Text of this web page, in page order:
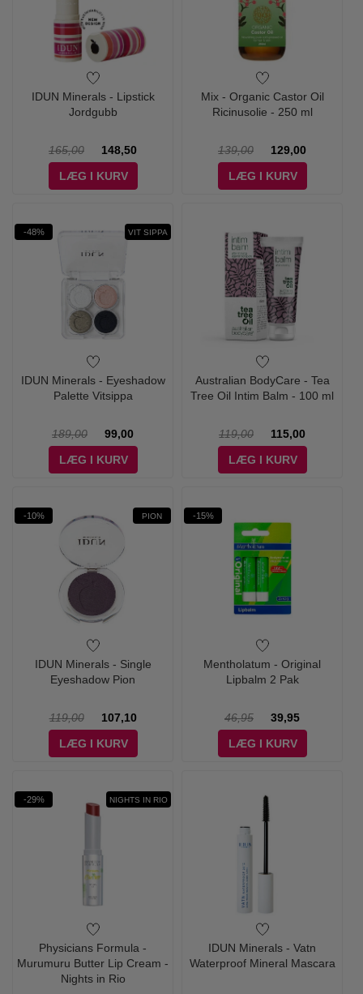
IDUN Minerals - Lipstick
Jordgubb
165,00
148,50
LÆG I KURV
Mix - Organic Castor Oil
Ricinusolie - 250 ml
139,00
129,00
LÆG I KURV
-48% VIT SIPPA
IDUN Minerals - Eyeshadow
Palette Vitsippa
189,00
99,00
LÆG I KURV
Australian BodyCare - Tea
Tree Oil Intim Balm - 100 ml
119,00
115,00
LÆG I KURV
-10% PION
IDUN Minerals - Single
Eyeshadow Pion
119,00
107,10
LÆG I KURV
-15%
Mentholatum - Original
Lipbalm 2 Pak
46,95
39,95
LÆG I KURV
-29% NIGHTS IN RIO
Physicians Formula -
Murumuru Butter Lip Cream -
Nights in Rio
IDUN Minerals - Vatn
Waterproof Mineral Mascara